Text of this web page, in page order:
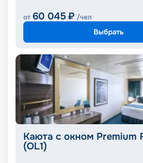
от 60 045 ₽ /чел
Выбрать
Каюта с окном Premium
(OL1)